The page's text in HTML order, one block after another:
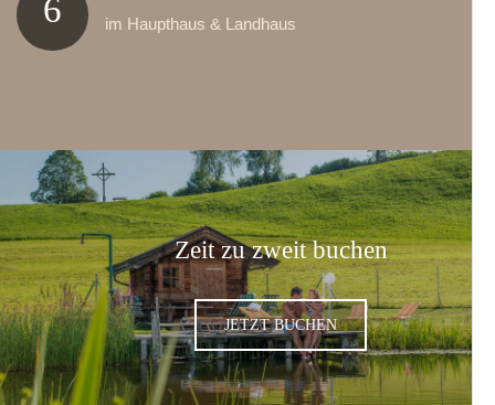
6 im Haupthaus & Landhaus
Zeit zu zweit buchen
JETZT BUCHEN